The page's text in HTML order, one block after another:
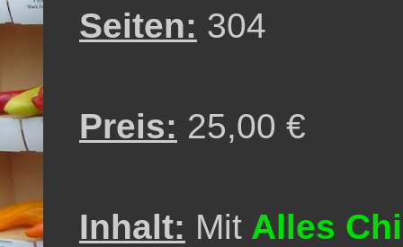
Seiten: 304
Preis: 25,00 €
Inhalt: Mit Alles